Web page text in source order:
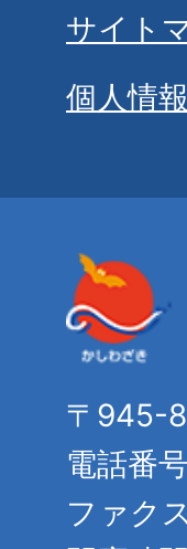
サイト
個人情
〒945-
電話番
ファク